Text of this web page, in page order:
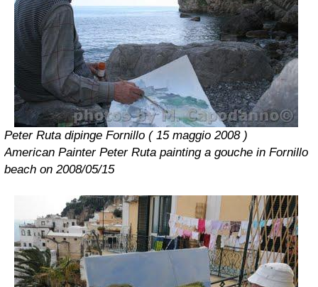
Peter Ruta dipinge Fornillo ( 15 maggio 2008 )
American Painter Peter Ruta painting a gouche in Fornillo
beach on 2008/05/15